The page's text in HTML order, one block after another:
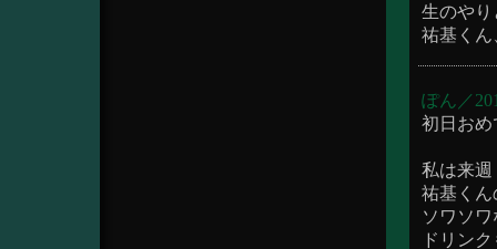
生のやり
祐基く
ぽん／
初日お
私は来週
祐基くん
ソワソ
ドリン